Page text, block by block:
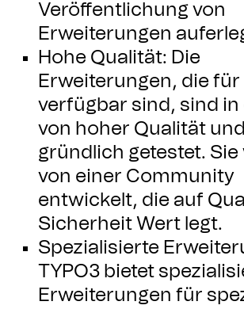
Veröffentlichung von
Erweiterungen
Hohe Qualität: Die
Erweiterungen, die für
verfügbar sind, sind in
von hoher Qualität
gründlich getestet. Sie
von einer Community
entwickelt, die auf
Sicherheit Wert legt.
Spezialisierte
TYPO3 bietet
Erweiterungen für